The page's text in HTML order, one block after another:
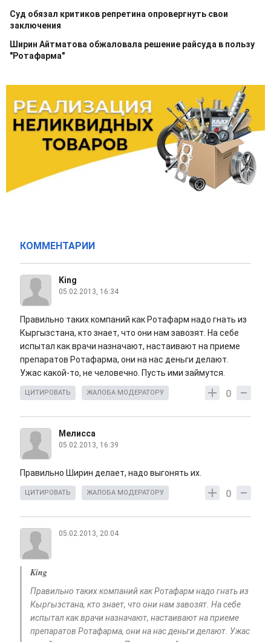
Суд обязал критиков репретина опровергнуть свои
заключения
Ширин Айтматова обжаловала решение райсуда в пользу
"Ротафарма"
КОММЕНТАРИИ
King
05.02.2013, 16:34
Правильно таких компаний как Ротафарм надо гнать из
Кыргызстана, кто знает, что они нам завозят. На себе
испытал как врачи назначают, настаивают на приеме
препаратов Ротафарма, они на нас деньги делают.
Ужас какой-то, не человечно. Пусть ими займутся.
0
ЦИТИРОВАТЬ ЖАЛОБА МОДЕРАТОРУ
Мелисса
05.02.2013, 16:39
Правильно Ширин делает, надо выгонять их.
0
ЦИТИРОВАТЬ ЖАЛОБА МОДЕРАТОРУ
05.02.2013, 20:04
King
Правильно таких компаний как Ротафарм надо гнать из
Кыргызстана, кто знает, что они нам завозят. На себе
испытал как врачи назначают, настаивают на приеме
препаратов Ротафарма, они на нас деньги делают. Ужас